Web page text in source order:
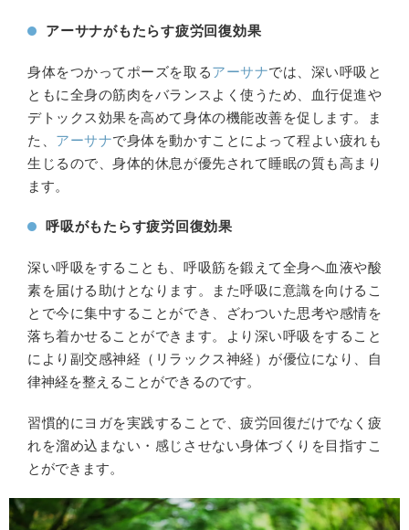
アーサナがもたらす疲労回復効果
身体をつかってポーズを取るアーサナでは、深い呼吸と
ともに全身の筋肉をバランスよく使うため、血行促進や
デトックス効果を高めて身体の機能改善を促します。ま
た、 アーサナで身体を動かすことによって程よい疲れも
生じるので、身体的休息が優先されて睡眠の質も高まり
ます。
呼吸がもたらす疲労回復効果
深い呼吸をすることも、呼吸筋を鍛えて全身へ血液や酸
素を届ける助けとなります。また呼吸に意識を向けるこ
とで今に集中することができ、ざわついた思考や感情を
落ち着かせることができます。より深い呼吸をすること
により副交感神経（リラックス神経）が優位になり、自
律神経を整えることができるのです。
習慣的にヨガを実践することで、疲労回復だけでなく疲
れを溜め込まない・感じさせない身体づくりを目指すこ
とができます。